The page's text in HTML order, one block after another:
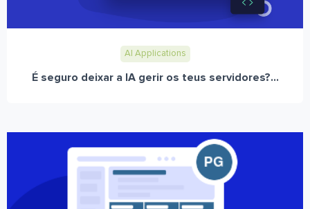
AI Applications
É seguro deixar a IA gerir os teus servidores?...